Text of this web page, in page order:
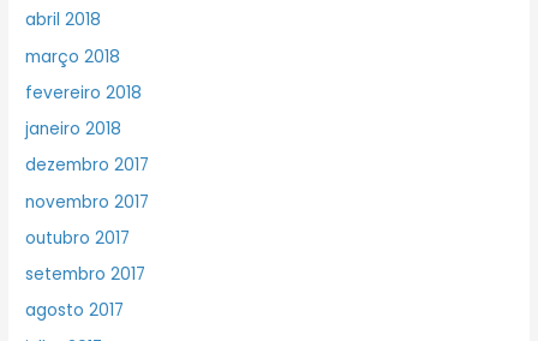
abril 2018
março 2018
fevereiro 2018
janeiro 2018
dezembro 2017
novembro 2017
outubro 2017
setembro 2017
agosto 2017